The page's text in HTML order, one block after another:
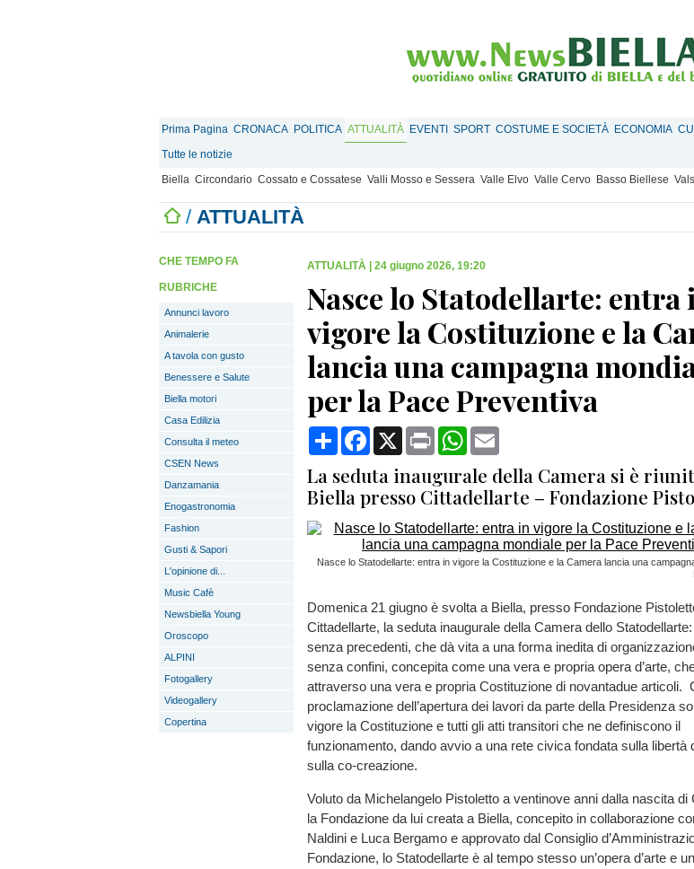
Prima Pagina CRONACA POLITICA ATTUALITÀ EVENTI SPORT COSTUME E SOCIETÀ ECONOMIA
Tutte le notizie
Biella Circondario Cossato e Cossatese Valli Mosso e Sessera Valle Elvo Valle Cervo Basso Biellese
/ ATTUALITÀ
CHE TEMPO FA
RUBRICHE
Annunci lavoro
Animalerie
A tavola con gusto
Benessere e Salute
Biella motori
Casa Edilizia
Consulta il meteo
CSEN News
Danzamania
Enogastronomia
Fashion
Gusti & Sapori
L'opinione di...
Music Cafè
Newsbiella Young
Oroscopo
ALPINI
Fotogallery
Videogallery
Copertina
ATTUALITÀ 24 giugno 2026, 19:20
Nasce lo Statodellarte: entra
vigore la Costituzione e la
lancia una campagna
per la Pace Preventiva
CondividiFacebook
X Print WhatsApp
La seduta inaugurale della Camera si è
Biella presso Cittadellarte – Fondazione
Nasce lo Statodellarte: entra in vigore la Costituzione e la Camera lancia una
Domenica 21 giugno è svolta a Biella, presso Fondazione
Cittadellarte, la seduta inaugurale della Camera dello
senza precedenti, che dà vita a una forma inedita di
senza confini, concepita come una vera e propria opera d’arte,
attraverso una vera e propria Costituzione di novantadue articoli.
proclamazione dell’apertura dei lavori da parte della Presidenza
vigore la Costituzione e tutti gli atti transitori che ne definiscono il
funzionamento, dando avvio a una rete civica fondata sulla libertà
sulla co-creazione.
Voluto da Michelangelo Pistoletto a ventinove anni dalla nascita di
la Fondazione da lui creata a Biella, concepito in collaborazione
Naldini e Luca Bergamo e approvato dal Consiglio
Fondazione, lo Statodellarte è al tempo stesso un’opera d’arte e